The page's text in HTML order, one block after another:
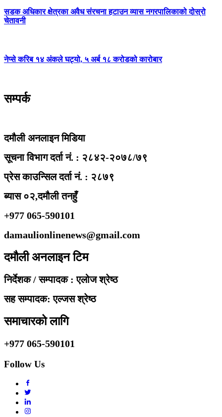
सडक अधिकार क्षेत्रका अवैध संरचना हटाउन व्यास नगरपालिकाको दोस्रो
चेतावनी
नेप्से करिब १४ अंकले घट्यो, ५ अर्ब १८ करोडको कारोबार
सम्पर्क
दमौली अनलाइन मिडिया
सूचना विभाग दर्ता नं. : २८४२-२०७८/७९
प्रेस काउन्सिल दर्ता नं. : २८७९
ब्यास ०२,दमौली तनहुँ
+977 065-590101
damaulionlinenews@gmail.com
दमौली अनलाइन टिम
निर्देशक / सम्पादक : एलोज श्रेष्ठ
सह सम्पादक: एल्जस श्रेष्ठ
समाचारको लागि
+977 065-590101
Follow Us